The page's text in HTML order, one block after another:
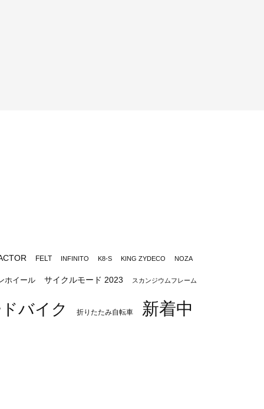
FELT INFINITO K8-S KING ZYDECO NOZA
ホイール サイクルモード 2023 スカンジウムフレーム
バイク 折りたたみ自転車 新着中